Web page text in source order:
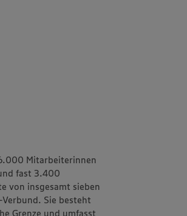
Mitarbeiterinnen
fast 3.400
von insgesamt sieben
Sie besteht
Grenze und umfasst